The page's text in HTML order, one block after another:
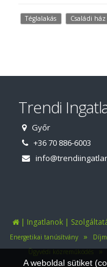
Téglalakás Családi ház
Trendi
Győr
+36 70 886-6003
| Ingatlanok |
Energetikai tanúsítvány»
Ügyvédi közreműködés »
A weboldal sütiket